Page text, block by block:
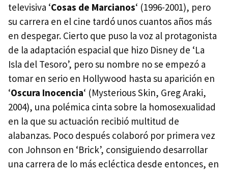
televisiva ‘Cosas de Marcianos‘ (1996-2001), pero
su carrera en el cine tardó unos cuantos años más
en despegar. Cierto que puso la voz al protagonista
de la adaptación espacial que hizo Disney de ‘La
Isla del Tesoro’, pero su nombre no se empezó a
tomar en serio en Hollywood hasta su aparición en
‘Oscura Inocencia‘ (Mysterious Skin, Greg Araki,
2004), una polémica cinta sobre la homosexualidad
en la que su actuación recibió multitud de
alabanzas. Poco después colaboró por primera vez
con Johnson en ‘Brick’, consiguiendo desarrollar
una carrera de lo más ecléctica desde entonces, en